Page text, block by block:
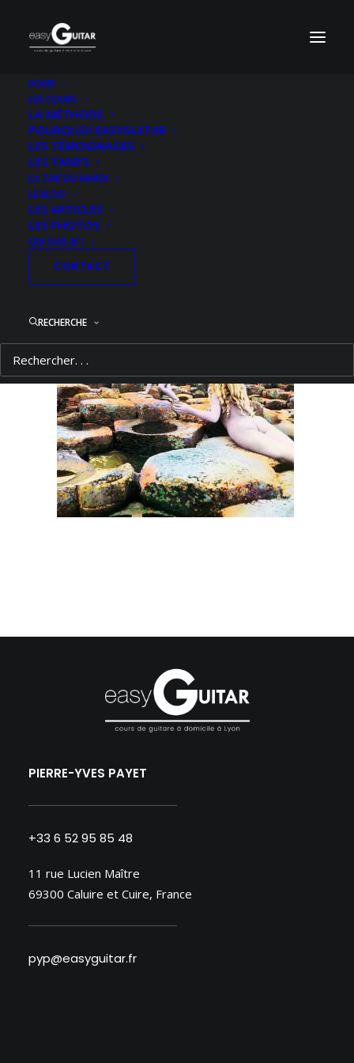
HOME
LES COURS
LA MÉTHODE
POURQUOI EASYGUITAR
LES TÉMOIGNAGES
LES TARIFS
LA TAB’ DU MARDI
LE BLOG
LES ARTICLES
LES PHOTOS
QUI SUIS-JE ?
CONTACT
RECHERCHE
Pochette-Led-Zeppelin-Houses-Of-The-Holy-
HD
Accueil Acoustique Niveau 2
Pochette-Led-Zeppelin-Houses-Of-The-Holy-HD
PIERRE-YVES PAYET
+33 6 52 95 85 48
11 rue Lucien Maître
69300 Caluire et Cuire, France
pyp@easyguitar.fr